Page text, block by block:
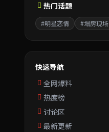
热门话题
#明星恋情 #塌房现场
快速导航
全网爆料
热度榜
讨论区
最新更新